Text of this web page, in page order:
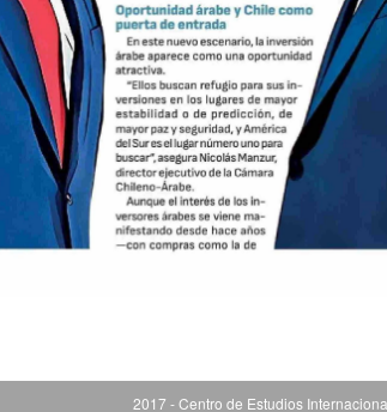
2017 - Centro de Estudios